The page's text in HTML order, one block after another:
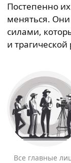
Постепенно
меняться. Они
силами,
и
Все главные